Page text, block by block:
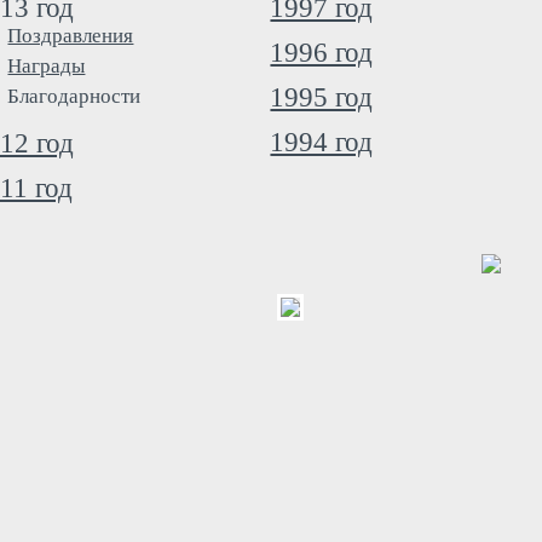
год
Поздравления
Награды
Благодарности
год
год
1997 год
1996 год
1995 год
1994 год